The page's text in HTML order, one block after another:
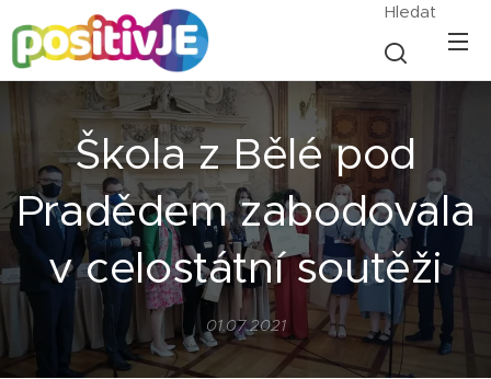
Hledat
Škola z Bělé pod
Pradědem zabodovala
v celostátní soutěži
01.07.2021